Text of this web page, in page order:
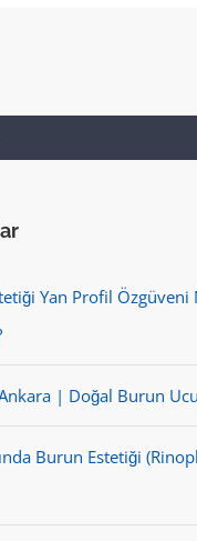
Yan Profil Özgüveni
| Doğal Burun
Burun Estetiği